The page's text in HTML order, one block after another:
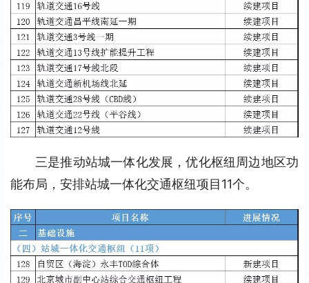
三是推动站城一体化发展，优化枢纽周边地区功
能布局，安排站城一体化交通枢纽项目11个。